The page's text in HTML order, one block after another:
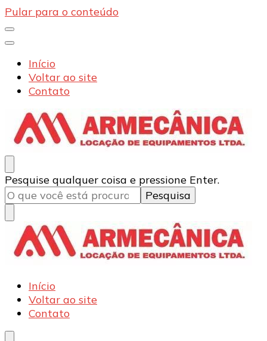
Pular para o conteúdo
Início
Voltar ao site
Contato
Armecânica
Blog
Procurando
algo?
Pesquise qualquer coisa e pressione Enter.
Armecânica
Blog
Início
Voltar ao site
Contato